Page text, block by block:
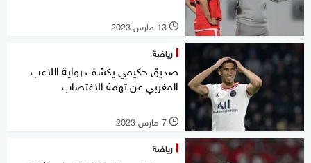
l 13 مارس 2023
رياضة
صديق حكيمي يكشف رواية اللاعب
المغربي عن تهمة الاغتصاب
l 7 مارس 2023
رياضة